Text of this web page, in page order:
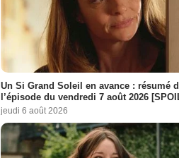
Un Si Grand Soleil en avance : résumé
l’épisode du vendredi 7 août 2026
jeudi 6 août 2026